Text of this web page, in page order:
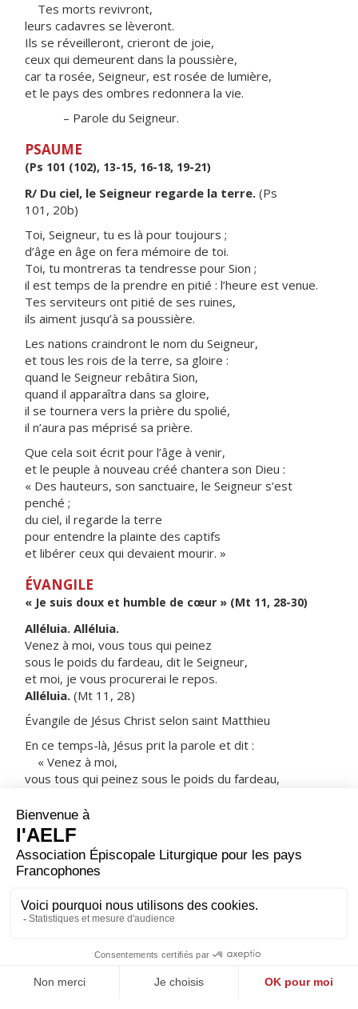
Tes morts revivront,
leurs cadavres se lèveront.
Ils se réveilleront, crieront de joie,
ceux qui demeurent dans la poussière,
car ta rosée, Seigneur, est rosée de lumière,
et le pays des ombres redonnera la vie.
– Parole du Seigneur.
PSAUME
(Ps 101 (102), 13-15, 16-18, 19-21)
R/ Du ciel, le Seigneur regarde la terre. (Ps
101, 20b)
Toi, Seigneur, tu es là pour toujours ;
d’âge en âge on fera mémoire de toi.
Toi, tu montreras ta tendresse pour Sion ;
il est temps de la prendre en pitié : l’heure est venue.
Tes serviteurs ont pitié de ses ruines,
ils aiment jusqu’à sa poussière.
Les nations craindront le nom du Seigneur,
et tous les rois de la terre, sa gloire :
quand le Seigneur rebâtira Sion,
quand il apparaîtra dans sa gloire,
il se tournera vers la prière du spolié,
il n’aura pas méprisé sa prière.
Que cela soit écrit pour l’âge à venir,
et le peuple à nouveau créé chantera son Dieu :
« Des hauteurs, son sanctuaire, le Seigneur s’est
penché ;
du ciel, il regarde la terre
pour entendre la plainte des captifs
et libérer ceux qui devaient mourir. »
ÉVANGILE
« Je suis doux et humble de cœur » (Mt 11, 28-30)
Alléluia. Alléluia.
Venez à moi, vous tous qui peinez
sous le poids du fardeau, dit le Seigneur,
et moi, je vous procurerai le repos.
Alléluia. (Mt 11, 28)
Évangile de Jésus Christ selon saint Matthieu
En ce temps-là, Jésus prit la parole et dit :
« Venez à moi,
vous tous qui peinez sous le poids du fardeau,
Prenez sur vous mon joug,
devenez mes disciples,
car je suis doux et humble de cœur,
et vous trouverez le repos pour votre âme.
Oui, mon joug est facile à porter,
et mon fardeau, léger. »
– Acclamons la Parole de Dieu.